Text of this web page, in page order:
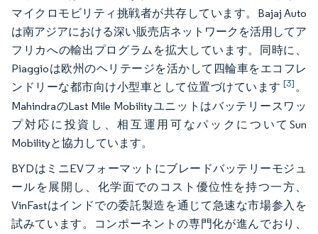
マイクロモビリティ挑戦者が共存しています。Bajaj Auto
は南アジアにおける深い販売店ネットワークを活用してア
フリカへの輸出プログラムを拡大しています。同時に、
Piaggioは欧州のヘリテージを活かして四輪車をエコフレ
ンドリーな都市向け小型車として位置づけています[3]。
MahindraのLast Mile Mobilityユニットはバッテリースワッ
プ対応に投資し、相互運用可なパックについてSun
Mobilityと協力しています。
BYDはミニEVフォーマットにブレードバッテリーモジュ
ールを展開し、化学面でのコスト優位性を持つ一方、
VinFastはインドでの委託製造を通じて急速な市場参入を
試みています。コンポーネントの専門化が進んでおり、